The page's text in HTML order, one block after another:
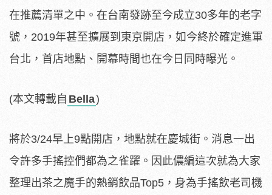
在推薦清單之中。在台南發跡至今成立30多年的老字
號，2019年甚至擴展到東京開店，如今終於確定進軍
台北，首店地點、開幕時間也在今日同時曝光。
(本文轉載自 Bella)
將於3/24早上9點開店，地點就在慶城街。消息一出
令許多手搖控們都為之雀躍。因此儂編這次就為大家
整理出茶之魔手的熱銷飲品Top5，身為手搖飲老司機